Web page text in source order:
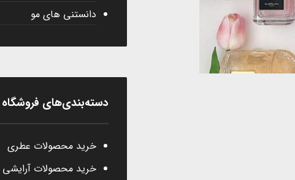
دانستنی های مو
دسته‌بندی‌های فروشگاه
خرید محصولات عطری
خرید محصولات آرایشی